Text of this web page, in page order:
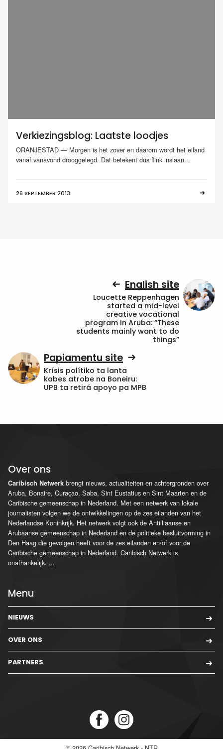
Verkiezingsblog: Laatste loodjes
ORANJESTAD — Morgen is het zover en daarom wordt het eiland
vanaf vanavond drooggelegd. Dat betekent dus flink inslaan...
26 SEPTEMBER 2013
English site
Loucette Reppenhagen
started a mid-level
creative vocational
program in Aruba: “These
students mainly want to do
things”
Papiamentu site
Krísis polítiko ta lanta
kabes atrobe na Boneiru:
UPB ta retirá apoyo pa MPB
Over ons
Caribisch Netwerk brengt nieuws, actualiteiten en achtergronden over
Aruba, Bonaire, Curaçao, Saba, Sint Eustatius en Sint Maarten en de
Caribische gemeenschap in Nederland. Met een netwerk van lokale
journalisten volgen we de ontwikkelingen op de zes eilanden van het
Nederlandse Koninkrijk. Het netwerk volgt ook de Antilliaanse en
Arubaanse gemeenschap in Nederland en de politieke besluitvorming in
Den Haag die gevolgen heeft voor de zes eilanden en/of voor de
Caribische gemeenschap in Nederland. Caribisch Netwerk is
onafhankelijk. ...
Menu
NIEUWS
OVER ONS
PARTNERS